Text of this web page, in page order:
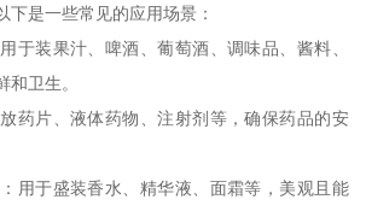
下是一些常见的应用场景：
于装果汁、啤酒、葡萄酒、调味品、酱料、
和卫生。
药片、液体药物、注射剂等，确保药品的安
用于盛装香水、精华液、面霜等，美观且能